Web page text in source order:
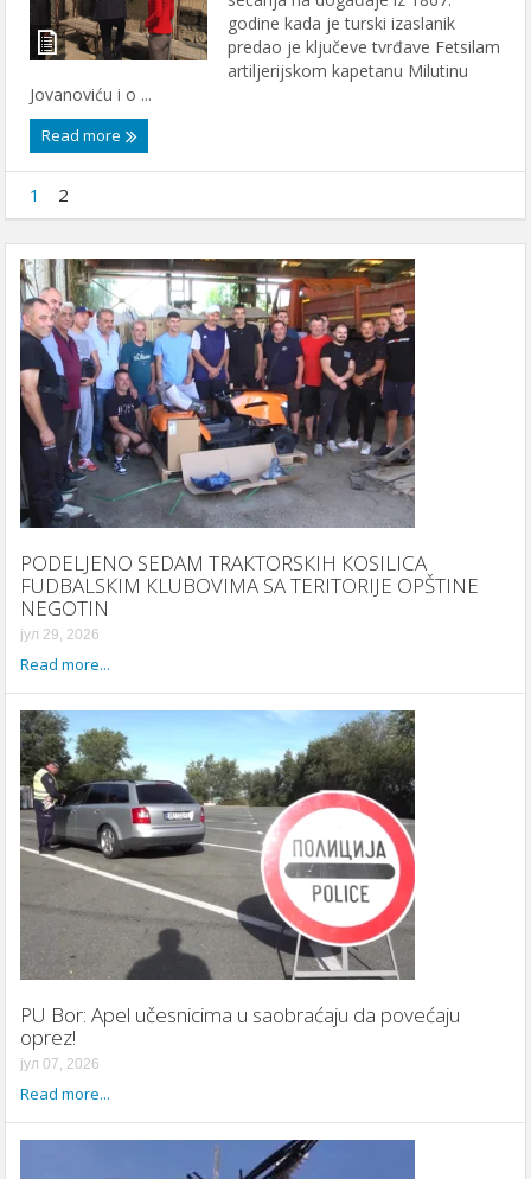
godine kada je turski izaslanik
predao je ključeve tvrđave Fetsilam
artiljerijskom kapetanu Milutinu
Jovanoviću i o ...
Read more
1 2
PODELJENO SEDAM TRAКTORSКIH КOSILICA
FUDBALSКIM КLUBOVIMA SA TERITORIJE OPŠTINE
NEGOTIN
јул 29, 2026
Read more...
PU Bor: Apel učesnicima u saobraćaju da povećaju
oprez!
јул 07, 2026
Read more...